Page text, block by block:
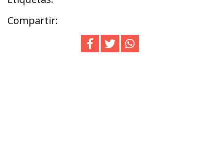
Compartir: